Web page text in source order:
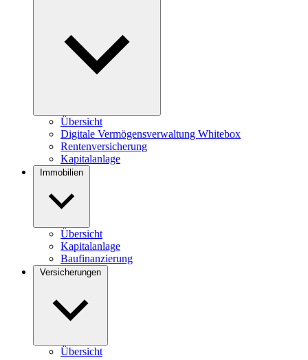
Übersicht
Digitale Vermögensverwaltung Whitebox
Rentenversicherung
Kapitalanlage
Immobilien
Übersicht
Kapitalanlage
Baufinanzierung
Versicherungen
Übersicht